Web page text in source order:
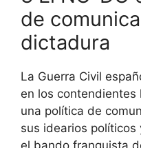
de
dictadura
La Guerra Civil
en los
una política de
sus idearios políticos
el bando franquista